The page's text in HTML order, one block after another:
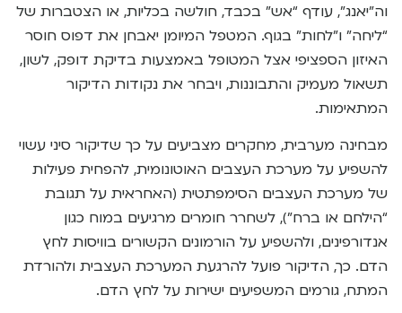
וה”יאנג”, עודף “אש” בכבד, חולשה בכליות, או הצטברות של
“ליחה” ו”לחות” בגוף. המטפל המיומן יאבחן את דפוס חוסר
האיזון הספציפי אצל המטופל באמצעות בדיקת דופק, לשון,
תשאול מעמיק והתבוננות, ויבחר את נקודות הדיקור
המתאימות.
מבחינה מערבית, מחקרים מצביעים על כך שדיקור סיני עשוי
להשפיע על מערכת העצבים האוטונומית, להפחית פעילות
של מערכת העצבים הסימפתטית (האחראית על תגובת
“הילחם או ברח”), לשחרר חומרים מרגיעים במוח כגון
אנדורפינים, ולהשפיע על הורמונים הקשורים בוויסות לחץ
הדם. כך, הדיקור פועל להרגעת המערכת העצבית ולהורדת
המתח, גורמים המשפיעים ישירות על לחץ הדם.